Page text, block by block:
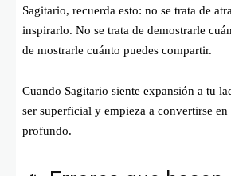
Sagitario, recuerda esto: no se trata de
inspirarlo. No se trata de demostrarle
de mostrarle cuánto puedes compartir.
Cuando Sagitario siente expansión a tu
ser superficial y empieza a convertirse
profundo.